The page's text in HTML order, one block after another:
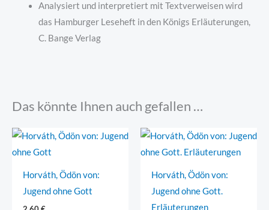
Analysiert und interpretiert mit Textverweisen wird
das Hamburger Leseheft in den Königs Erläuterungen,
C. Bange Verlag
Das könnte Ihnen auch gefallen …
Horváth, Ödön von:
Jugend ohne Gott
Horváth, Ödön von:
Jugend ohne Gott.
Erläuterungen